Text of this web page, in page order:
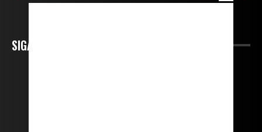
SIGA-NOS